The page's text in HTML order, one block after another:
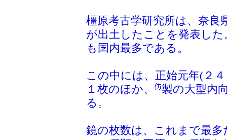
橿原考古学研究所は、奈良
が出土したことを発表し
も国内最多である。
この中には、正始元年(２
１枚のほか、
製の大型内
る。
鏡の枚数は、これまで最